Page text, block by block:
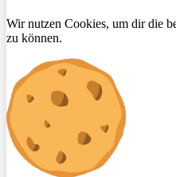
Wir nutzen Cookies, um dir die
zu können.